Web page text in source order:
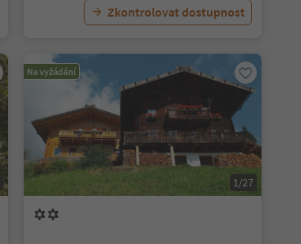
Zkontrolovat dostupnost
Na vyžádání
1/27